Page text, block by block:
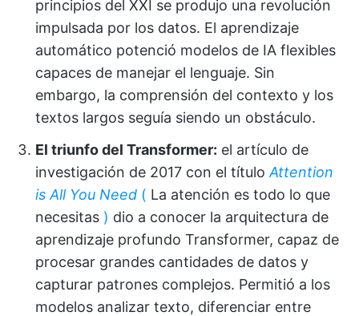
principios del XXI se produjo una revolución
impulsada por los datos. El aprendizaje
automático potenció modelos de IA flexibles
capaces de manejar el lenguaje. Sin
embargo, la comprensión del contexto y los
textos largos seguía siendo un obstáculo.
El triunfo del Transformer: el artículo de
investigación de 2017 con el título Attention
is All You Need ( La atención es todo lo que
necesitas ) dio a conocer la arquitectura de
aprendizaje profundo Transformer, capaz de
procesar grandes cantidades de datos y
capturar patrones complejos. Permitió a los
modelos analizar texto, diferenciar entre